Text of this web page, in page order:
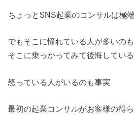
ちょっとSNS起業のコンサルは極
でもそこに憧れている人が多いの
そこに乗っかってみて後悔してい
怒っている人がいるのも事実
最初の起業コンサルがお客様の得